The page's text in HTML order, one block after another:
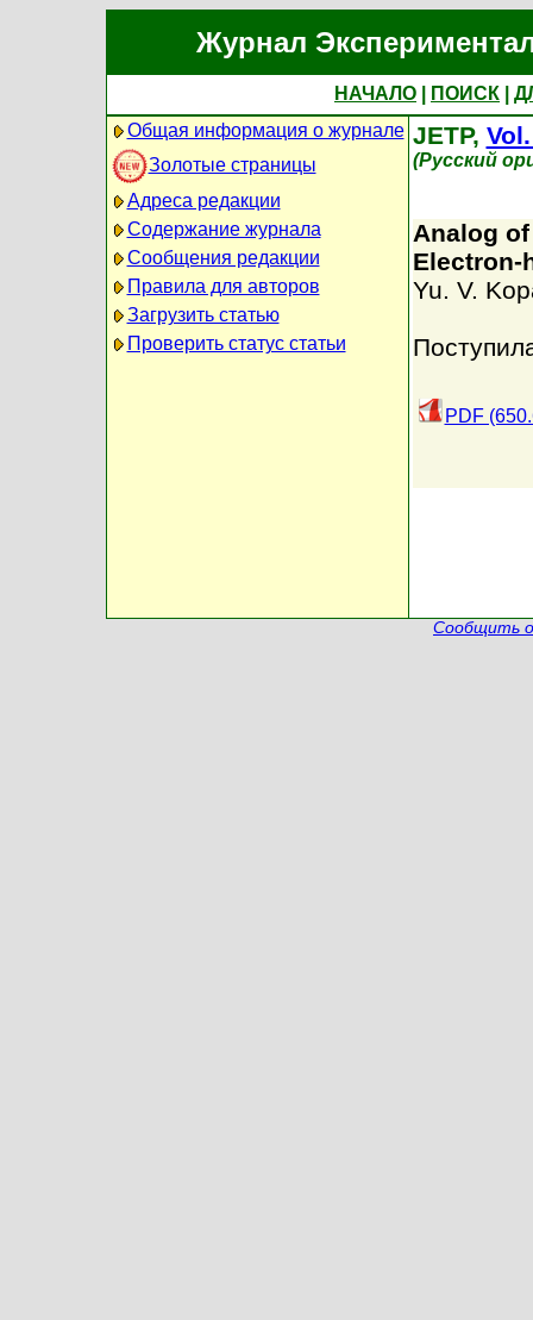
Журнал
НАЧАЛО ПОИСК
Общая информация о журнале
Золотые страницы
Адреса редакции
Содержание журнала
Сообщения редакции
Правила для авторов
Загрузить статью
Проверить статус статьи
JETP,
(Русский
Analog
Electron-
Yu. V.
PDF
Сообщить о